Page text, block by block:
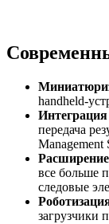
handheld-
передача
Management
все больше
следовые
загрузчики